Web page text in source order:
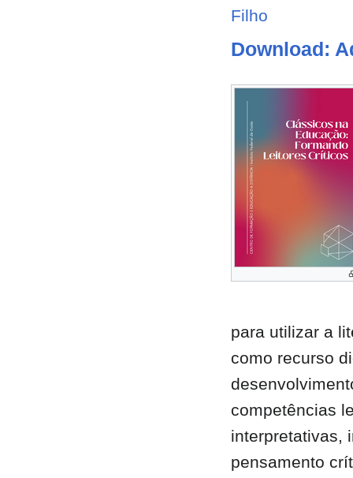
Filho
Download:
para utilizar a
como recurso
competências
interpretativas,
pensamento